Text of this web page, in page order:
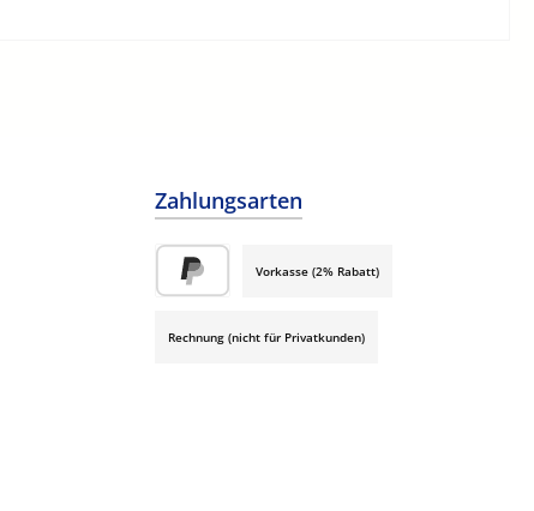
Zahlungsarten
Vorkasse (2% Rabatt)
Rechnung (nicht für Privatkunden)